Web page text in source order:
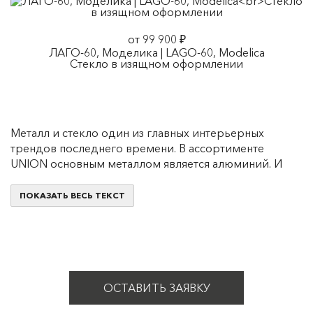
от 99 900 ₽
ЛАГО-60, Моделика | LAGO-60, Modelica
Стекло в изящном оформлении
Металл и стекло один из главных интерьерных
трендов последнего времени. В ассортименте
UNION основным металлом является алюминий. И
пластичный, стойкий к коррозии, да и к тому же на
100% перерабатываемый.
Давайте подробнее разберем, какими уникальными
характеристиками обладают двери и перегородки
ПОКАЗАТЬ ВЕСЬ ТЕКСТ
ОСТАВИТЬ ЗАЯВКУ